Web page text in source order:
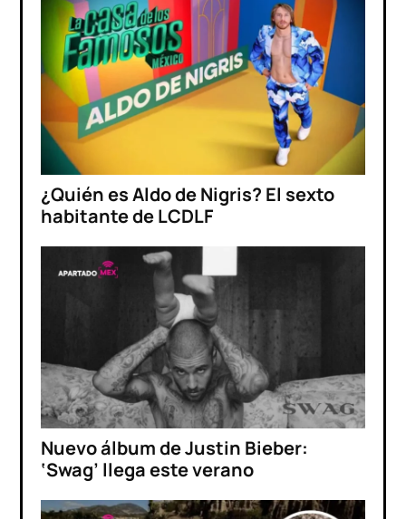
¿Quién es Aldo de Nigris? El sexto
habitante de LCDLF
Nuevo álbum de Justin Bieber:
‘Swag’ llega este verano